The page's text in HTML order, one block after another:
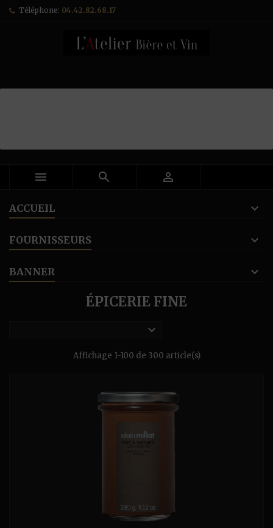
Téléphone: 04.42.82.68.17
  
ACCUEIL
FOURNISSEURS
BANNER
ÉPICERIE FINE

Affichage 1-100 de 300 article(s)